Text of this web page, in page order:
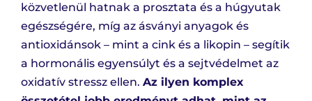
közvetlenül hatnak a prosztata és a húgyutak
egészségére, míg az ásványi anyagok és
antioxidánsok – mint a cink és a likopin – segítik
a hormonális egyensúlyt és a sejtvédelmet az
oxidatív stressz ellen. Az ilyen komplex